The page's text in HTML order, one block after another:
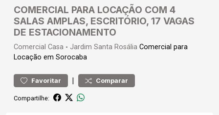
COMERCIAL PARA LOCAÇÃO COM 4
SALAS AMPLAS, ESCRITÓRIO, 17 VAGAS
DE ESTACIONAMENTO
Comercial Casa - Jardim Santa Rosália Comercial para
Locação em Sorocaba
Favoritar | Comparar
Compartilhe: